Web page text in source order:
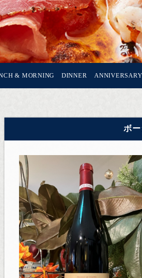
& MORNING DINNER ANNIVERSARY
ボ